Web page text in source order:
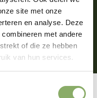
site met onze
en analyse. Deze
met andere
of die ze hebben
van hun services.
en
van